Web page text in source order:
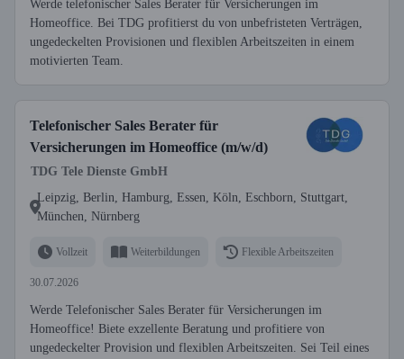
Werde telefonischer Sales Berater für Versicherungen im
Homeoffice. Bei TDG profitierst du von unbefristeten Verträgen,
ungedeckelten Provisionen und flexiblen Arbeitszeiten in einem
motivierten Team.
Telefonischer Sales Berater für
Versicherungen im Homeoffice (m/w/d)
TDG Tele Dienste GmbH
Leipzig, Berlin, Hamburg, Essen, Köln, Eschborn, Stuttgart,
München, Nürnberg
Vollzeit Weiterbildungen Flexible Arbeitszeiten
30.07.2026
Werde Telefonischer Sales Berater für Versicherungen im
Homeoffice! Biete exzellente Beratung und profitiere von
ungedeckelter Provision und flexiblen Arbeitszeiten. Sei Teil eines